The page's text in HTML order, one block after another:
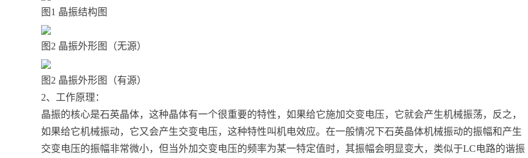
图1 晶振结构图
图2 晶振外形图（无源）
图2 晶振外形图（有源）
2、工作原理：
晶振的核心是石英晶体，这种晶体有一个很重要的特性，如果给它施加交变电压，它就会产生机械振荡，反之，
如果给它机械振动，它又会产生交变电压，这种特性叫机电效应。在一般情况下石英晶体机械振动的振幅和产生
交变电压的振幅非常微小，但当外加交变电压的频率为某一特定值时，其振幅会明显变大，类似于LC电路的谐振